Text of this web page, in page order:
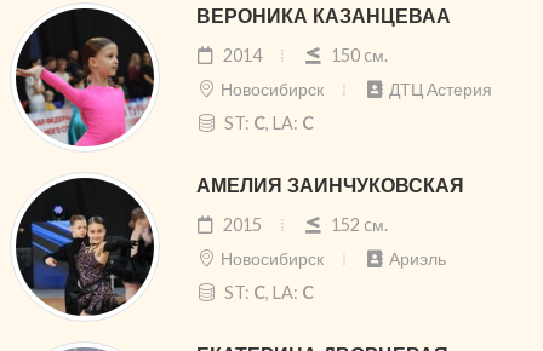
ВЕРОНИКА КАЗАНЦЕВАА
2014
150 cм.
Новосибирск
ДТЦ Астерия
ST: C, LA: C
АМЕЛИЯ ЗАИНЧУКОВСКАЯ
2015
152 cм.
Новосибирск
Ариэль
ST: C, LA: C